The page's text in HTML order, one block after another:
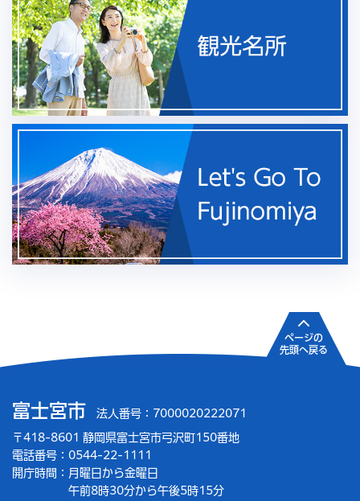
富士宮市 法人番号：7000020222071
〒418-8601 静岡県富士宮市弓沢町150番地
電話番号：0544-22-1111
開庁時間： 月曜日から金曜日
午前8時30分から午後5時15分
ページの
先頭へ戻る